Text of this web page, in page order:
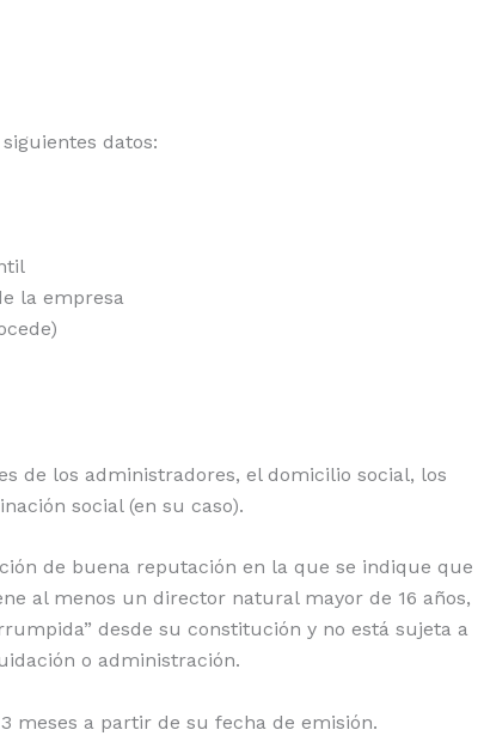
datos:
la empresa
de los administradores, el domicilio social, los
social (en su caso).
de buena reputación en la que se indique que
al menos un director natural mayor de 16 años,
desde su constitución y no está sujeta a
o administración.
meses a partir de su fecha de emisión.